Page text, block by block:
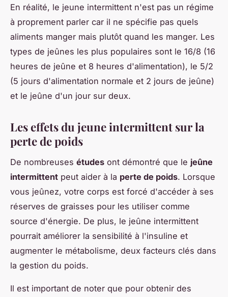
En réalité, le jeune intermittent n'est pas un régime
à proprement parler car il ne spécifie pas quels
aliments manger mais plutôt quand les manger. Les
types de jeûnes les plus populaires sont le 16/8 (16
heures de jeûne et 8 heures d'alimentation), le 5/2
(5 jours d'alimentation normale et 2 jours de jeûne)
et le jeûne d'un jour sur deux.
Les effets du jeune intermittent sur la
perte de poids
De nombreuses études ont démontré que le jeûne
intermittent peut aider à la perte de poids. Lorsque
vous jeûnez, votre corps est forcé d'accéder à ses
réserves de graisses pour les utiliser comme
source d'énergie. De plus, le jeûne intermittent
pourrait améliorer la sensibilité à l'insuline et
augmenter le métabolisme, deux facteurs clés dans
la gestion du poids.
Il est important de noter que pour obtenir des